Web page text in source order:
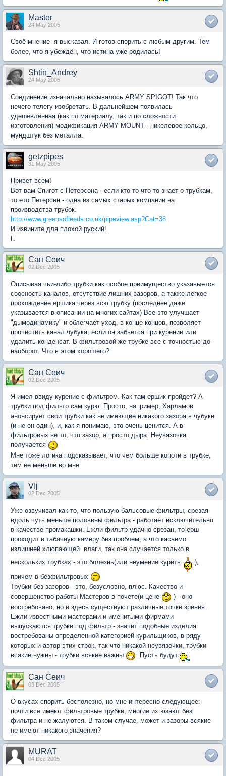
Master
24 May 2005
Своё мнение я высказал. И готов спорить с любым другим. Тем
более, что я убеждён, что истина уже родилась!
Shtin_Andrey
24 May 2005
Соединение изначально называлось ARMY SPIGOT! Так что
нечего телегу изобретать. В дальнейшем появилась
удешевлённая (как по материалу, так и по сложности
изготовления) модификация ARMY MOUNT - никелевое кольцо,
мундштук без металла.
getzpipes
31 May 2005
Привет всем!
Вот вам Спигот с Петерсона - если кто то что то знает о трубкам,
то ето Петерсен - одна из самых старых компании на
производства трубок.
http://www.greensofleeds.co.uk/pipeview.asp?Cat=38
И извините для плохой руский!
Г.
Сан Сеич
02 Dec 2005
Описывая чьи-либо трубки как особое преимущество указавыется
соосность каналов, отсутствие лишних зазоров, а также легкое
прохождение ершика через всю трубку (последнее даже
указывается в описании на многих сайтах) Все это улучшает
"дымодинамику" и облегчает уход, в конце концов, позволяет
прочистить канал чубука, если он забьется при курении или
удалить конденсат. В фильтровой же трубке все с точностью до
наоборот. Что в этом хорошего?
Сан Сеич
02 Dec 2005
Я имел ввиду курение с фильтром. Как там ершик пройдет? А
трубки под фильтр сам курю. Просто, например, Харламов
анонсирует свои трубки как не имеющие никакого зазора в чубуке
(и не он один), и, как я понимаю, это очень ценится. А в
фильтровых не то, что зазор, а просто дыра. Неувязочка
получается
Мне тоже логика подсказывает, что чем больше копоти в трубке,
тем ее меньше во мне
VIj
02 Dec 2005
Уже озвучивал как-то, что пользую бальсовые фильтры, срезая
вдоль чуть меньше половины фильтра - работает исключительно
в качестве промакашки. Ежли фильтр удачно срезан, то ерш
проходит в табачную камеру без проблем, а что касаемо
излишней хлюпающей влаги, так она случается только в
нескольких трубках - это болезнь(или неумение курить
),
причем в безфильтровых
Трубки без зазоров - это, безусловно, плюс. Качество и
совершенство работы Мастеров в почете(и цене
) - оно
востребовано, но и здесь существуют различные точки зрения.
Ежли известными мастерами и именитыми фирмами
выпускаются трубки под фильтр - значит подобные изделия
востребованы определенной категорией курильщиков, в ряду
которых и автор этих строк, так что никакой неувязочки, трубки
всякие нужны - трубки всякие важны
Пусть будут
Сан Сеич
03 Dec 2005
О вкусах спорить бесполезно, но мне интересно следующее:
почти все имеют фильтровые трубки, многие их юзают без
фильтра и не жалуются. В таком случае, может и зазоры всякие
не имеют никакого значения?
MURAT
04 Dec 2005